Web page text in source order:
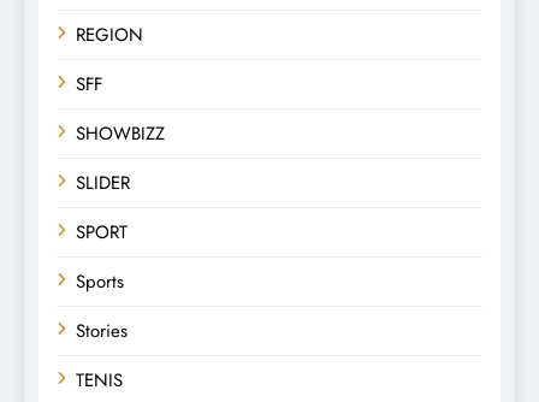
REGION
SFF
SHOWBIZZ
SLIDER
SPORT
Sports
Stories
TENIS